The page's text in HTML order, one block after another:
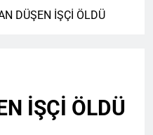
DÜŞEN İŞÇİ ÖLDÜ
İŞÇİ ÖLDÜ